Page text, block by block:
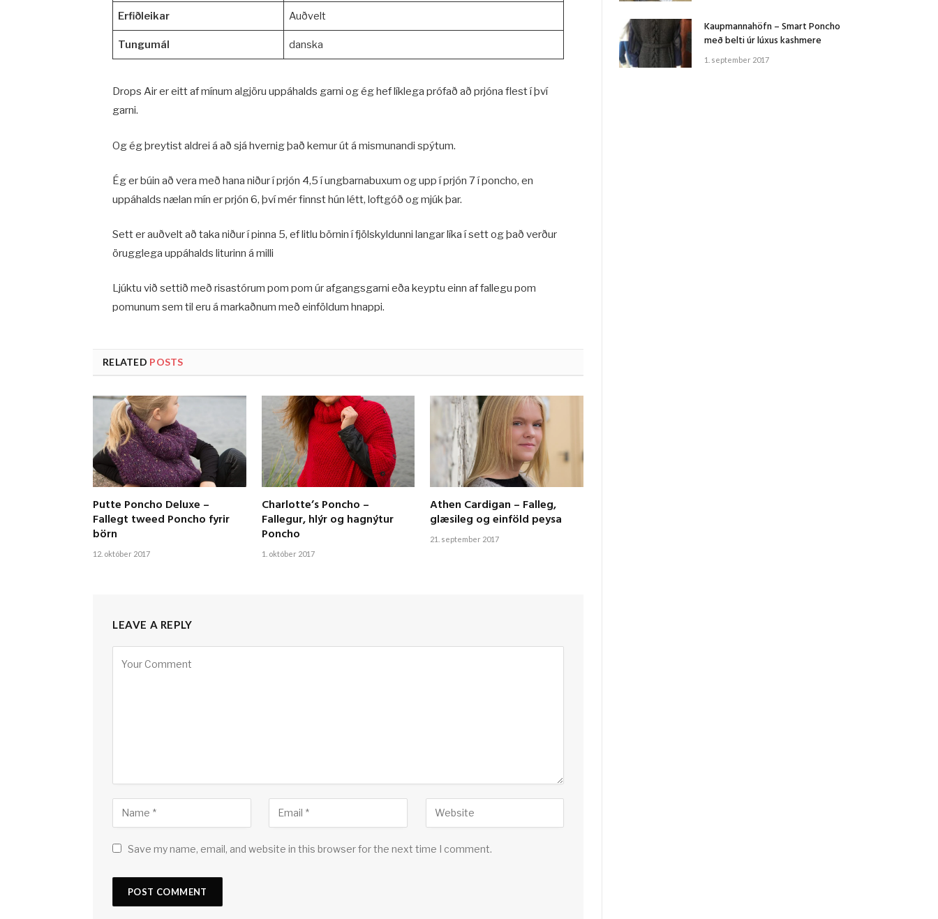
Erfiðleikar Auðvelt
Tungumál danska
Drops Air er eitt af mínum algjöru uppáhalds garni og ég hef líklega prófað að prjóna flest í því
garni.
Og ég þreytist aldrei á að sjá hvernig það kemur út á mismunandi spýtum.
Ég er búin að vera með hana niður í prjón 4,5 í ungbarnabuxum og upp í prjón 7 í poncho, en
uppáhalds nælan mín er prjón 6, því mér finnst hún létt, loftgóð og mjúk þar.
Sett er auðvelt að taka niður í pinna 5, ef litlu börnin í fjölskyldunni langar líka í sett og það verður
örugglega uppáhalds liturinn á milli
Ljúktu við settið með risastórum pom pom úr afgangsgarni eða keyptu einn af fallegu pom
pomunum sem til eru á markaðnum með einföldum hnappi.
RELATED POSTS
Putte Poncho Deluxe –
Fallegt tweed Poncho fyrir
börn
12. október 2017
Charlotte’s Poncho –
Fallegur, hlýr og hagnýtur
Poncho
1. október 2017
Athen Cardigan – Falleg,
glæsileg og einföld peysa
21. september 2017
LEAVE A REPLY
Save my name, email, and website in this browser for the next time I comment.
Kaupmannahöfn – Smart Poncho
með belti úr lúxus kashmere
1. september 2017